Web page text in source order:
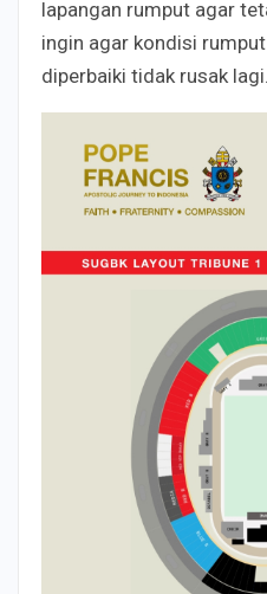
lapangan rumput agar
ingin agar kondisi
diperbaiki tidak rusak lagi.